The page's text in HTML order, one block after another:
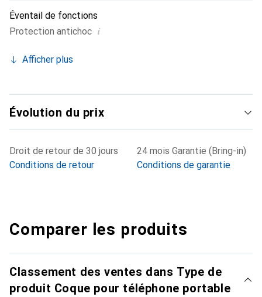
Éventail de fonctions
Protection antichoc i
Afficher plus
Évolution du prix
Droit de retour de 30 jours
Conditions de retour
24 mois Garantie (Bring-in)
Conditions de garantie
Comparer les produits
Classement des ventes dans Type de
produit Coque pour téléphone portable